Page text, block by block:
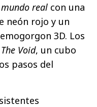
mundo real con una
neón rojo y un
3D. Los
The Void, un cubo
pasos del